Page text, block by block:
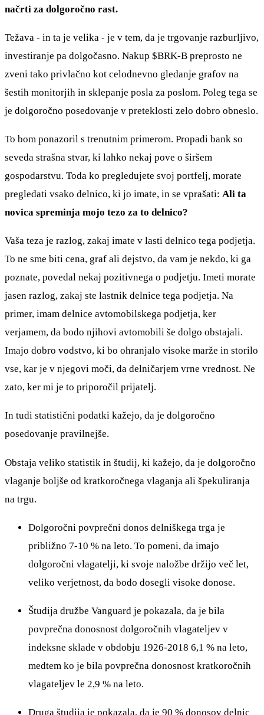
načrti za dolgoročno rast.
Težava - in ta je velika - je v tem, da je trgovanje razburljivo,
investiranje pa dolgočasno. Nakup $BRK-B preprosto ne
zveni tako privlačno kot celodnevno gledanje grafov na
šestih monitorjih in sklepanje posla za poslom. Poleg tega se
je dolgoročno posedovanje v preteklosti zelo dobro obneslo.
To bom ponazoril s trenutnim primerom. Propadi bank so
seveda strašna stvar, ki lahko nekaj pove o širšem
gospodarstvu. Toda ko pregledujete svoj portfelj, morate
pregledati vsako delnico, ki jo imate, in se vprašati: Ali ta
novica spreminja mojo tezo za to delnico?
Vaša teza je razlog, zakaj imate v lasti delnico tega podjetja.
To ne sme biti cena, graf ali dejstvo, da vam je nekdo, ki ga
poznate, povedal nekaj pozitivnega o podjetju. Imeti morate
jasen razlog, zakaj ste lastnik delnice tega podjetja. Na
primer, imam delnice avtomobilskega podjetja, ker
verjamem, da bodo njihovi avtomobili še dolgo obstajali.
Imajo dobro vodstvo, ki bo ohranjalo visoke marže in storilo
vse, kar je v njegovi moči, da delničarjem vrne vrednost. Ne
zato, ker mi je to priporočil prijatelj.
In tudi statistični podatki kažejo, da je dolgoročno
posedovanje pravilnejše.
Obstaja veliko statistik in študij, ki kažejo, da je dolgoročno
vlaganje boljše od kratkoročnega vlaganja ali špekuliranja
na trgu.
Dolgoročni povprečni donos delniškega trga je
približno 7-10 % na leto. To pomeni, da imajo
dolgoročni vlagatelji, ki svoje naložbe držijo več let,
veliko verjetnost, da bodo dosegli visoke donose.
Študija družbe Vanguard je pokazala, da je bila
povprečna donosnost dolgoročnih vlagateljev v
indeksne sklade v obdobju 1926-2018 6,1 % na leto,
medtem ko je bila povprečna donosnost kratkoročnih
vlagateljev le 2,9 % na leto.
Druga študija je pokazala, da je 90 % donosov delnic